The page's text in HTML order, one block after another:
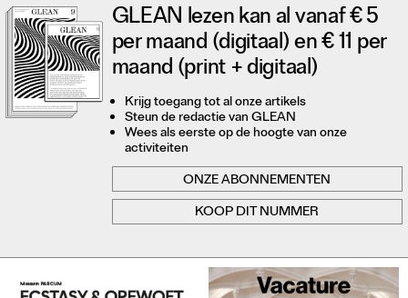
GLEAN lezen kan al vanaf € 5
per maand (digitaal) en € 11 per
maand (print + digitaal)
Krijg toegang tot al onze artikels
Steun de redactie van GLEAN
Wees als eerste op de hoogte van onze
activiteiten
ONZE ABONNEMENTEN
KOOP DIT NUMMER